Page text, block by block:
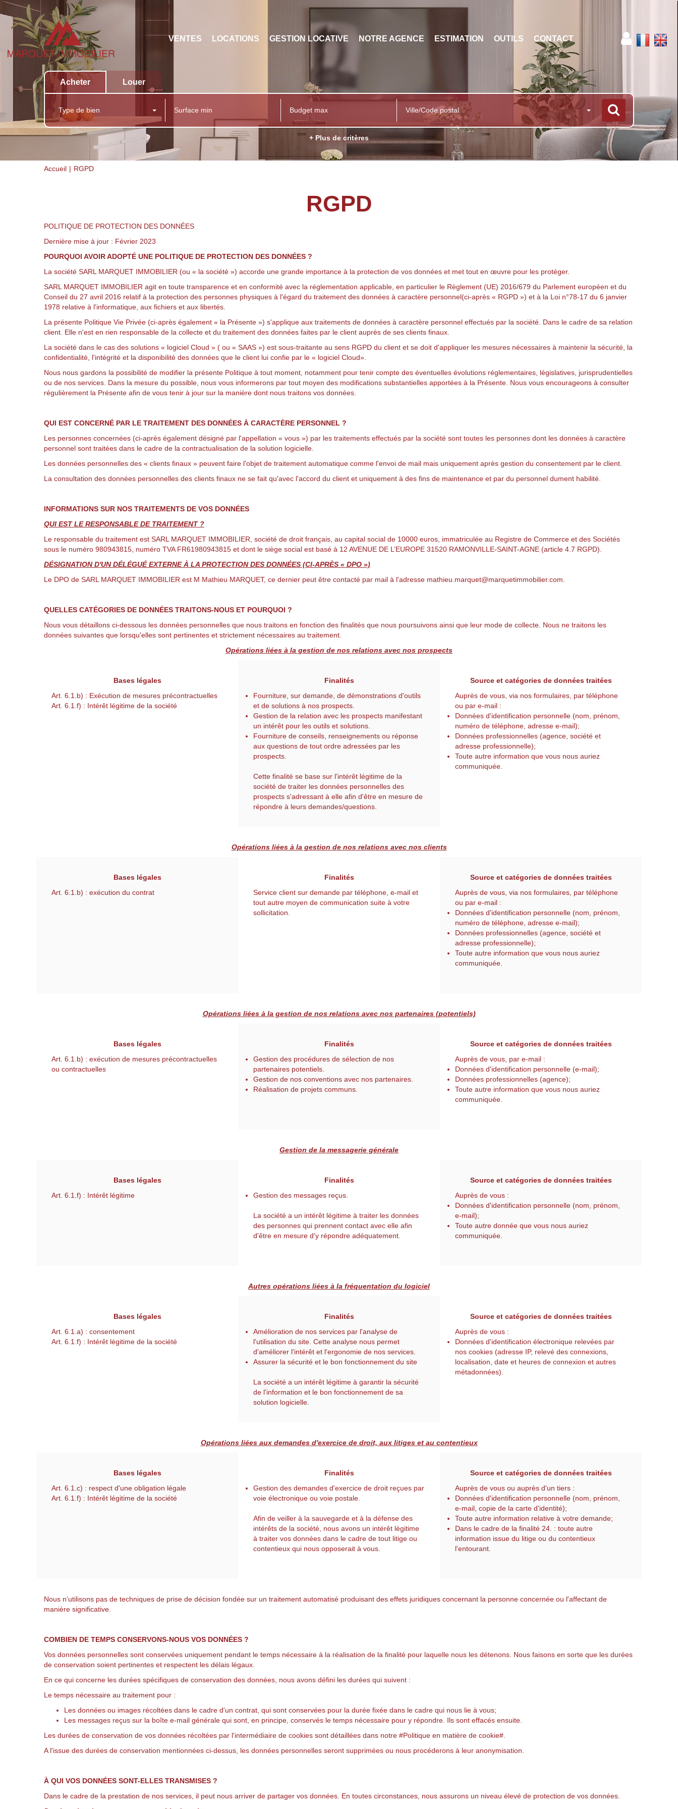
VENTES LOCATIONS GESTION LOCATIVE NOTRE AGENCE ESTIMATION OUTILS CONTACT
Acheter Louer
Type de bien Ville/Code postal
+ Plus de critères
Accueil RGPD
RGPD
POLITIQUE DE PROTECTION DES DONNÉES
Dernière mise à jour : Février 2023
POURQUOI AVOIR ADOPTÉ UNE POLITIQUE DE PROTECTION DES DONNÉES ?
La société SARL MARQUET IMMOBILIER (ou « la société ») accorde une grande importance à la protection de vos données et met tout en œuvre pour les protéger.
SARL MARQUET IMMOBILIER agit en toute transparence et en conformité avec la réglementation applicable, en particulier le Règlement (UE) 2016/679 du Parlement européen et du
Conseil du 27 avril 2016 relatif à la protection des personnes physiques à l'égard du traitement des données à caractère personnel(ci-après « RGPD ») et à la Loi n°78-17 du 6 janvier
1978 relative à l'informatique, aux fichiers et aux libertés.
La présente Politique Vie Privée (ci-après également « la Présente ») s'applique aux traitements de données à caractère personnel effectués par la société. Dans le cadre de sa relation
client. Elle n'est en rien responsable de la collecte et du traitement des données faites par le client auprès de ses clients finaux.
La société dans le cas des solutions « logiciel Cloud » ( ou « SAAS ») est sous-traitante au sens RGPD du client et se doit d'appliquer les mesures nécessaires à maintenir la sécurité, la
confidentialité, l'intégrité et la disponibilité des données que le client lui confie par le « logiciel Cloud».
Nous nous gardons la possibilité de modifier la présente Politique à tout moment, notamment pour tenir compte des éventuelles évolutions réglementaires, législatives, jurisprudentielles
ou de nos services. Dans la mesure du possible, nous vous informerons par tout moyen des modifications substantielles apportées à la Présente. Nous vous encourageons à consulter
régulièrement la Présente afin de vous tenir à jour sur la manière dont nous traitons vos données.
QUI EST CONCERNÉ PAR LE TRAITEMENT DES DONNÉES À CARACTÈRE PERSONNEL ?
Les personnes concernées (ci-après également désigné par l'appellation « vous ») par les traitements effectués par la société sont toutes les personnes dont les données à caractère
personnel sont traitées dans le cadre de la contractualisation de la solution logicielle.
Les données personnelles des « clients finaux » peuvent faire l'objet de traitement automatique comme l'envoi de mail mais uniquement après gestion du consentement par le client.
La consultation des données personnelles des clients finaux ne se fait qu'avec l'accord du client et uniquement à des fins de maintenance et par du personnel dument habilité.
INFORMATIONS SUR NOS TRAITEMENTS DE VOS DONNÉES
QUI EST LE RESPONSABLE DE TRAITEMENT ?
Le responsable du traitement est SARL MARQUET IMMOBILIER, société de droit français, au capital social de 10000 euros, immatriculée au Registre de Commerce et des Sociétés
sous le numéro 980943815, numéro TVA FR61980943815 et dont le siège social est basé à 12 AVENUE DE L’EUROPE 31520 RAMONVILLE-SAINT-AGNE (article 4.7 RGPD).
DÉSIGNATION D'UN DÉLÉGUÉ EXTERNE À LA PROTECTION DES DONNÉES (CI-APRÈS « DPO »)
Le DPO de SARL MARQUET IMMOBILIER est M Mathieu MARQUET, ce dernier peut être contacté par mail à l'adresse mathieu.marquet@marquetimmobilier.com.
QUELLES CATÉGORIES DE DONNÉES TRAITONS-NOUS ET POURQUOI ?
Nous vous détaillons ci-dessous les données personnelles que nous traitons en fonction des finalités que nous poursuivons ainsi que leur mode de collecte. Nous ne traitons les
données suivantes que lorsqu'elles sont pertinentes et strictement nécessaires au traitement.
Opérations liées à la gestion de nos relations avec nos prospects
Bases légales
Art. 6.1.b) : Exécution de mesures précontractuelles
Art. 6.1.f) : Intérêt légitime de la société
Finalités
Fourniture, sur demande, de démonstrations d'outils
et de solutions à nos prospects.
Gestion de la relation avec les prospects manifestant
un intérêt pour les outils et solutions.
Fourniture de conseils, renseignements ou réponse
aux questions de tout ordre adressées par les
prospects.
Cette finalité se base sur l'intérêt légitime de la
société de traiter les données personnelles des
prospects s'adressant à elle afin d'être en mesure de
répondre à leurs demandes/questions.
Source et catégories de données traitées
Auprès de vous, via nos formulaires, par téléphone
ou par e-mail :
Données d'identification personnelle (nom, prénom,
numéro de téléphone, adresse e-mail);
Données professionnelles (agence, société et
adresse professionnelle);
Toute autre information que vous nous auriez
communiquée.
Opérations liées à la gestion de nos relations avec nos clients
Bases légales
Art. 6.1.b) : exécution du contrat
Finalités
Service client sur demande par téléphone, e-mail et
tout autre moyen de communication suite à votre
sollicitation.
Source et catégories de données traitées
Auprès de vous, via nos formulaires, par téléphone
ou par e-mail :
Données d'identification personnelle (nom, prénom,
numéro de téléphone, adresse e-mail);
Données professionnelles (agence, société et
adresse professionnelle);
Toute autre information que vous nous auriez
communiquée.
Opérations liées à la gestion de nos relations avec nos partenaires (potentiels)
Bases légales
Art. 6.1.b) : exécution de mesures précontractuelles
ou contractuelles
Finalités
Gestion des procédures de sélection de nos
partenaires potentiels.
Gestion de nos conventions avec nos partenaires.
Réalisation de projets communs.
Source et catégories de données traitées
Auprès de vous, par e-mail :
Données d'identification personnelle (e-mail);
Données professionnelles (agence);
Toute autre information que vous nous auriez
communiquée.
Gestion de la messagerie générale
Bases légales
Art. 6.1.f) : Intérêt légitime
Finalités
Gestion des messages reçus.
La société a un intérêt légitime à traiter les données
des personnes qui prennent contact avec elle afin
d'être en mesure d'y répondre adéquatement.
Source et catégories de données traitées
Auprès de vous :
Données d'identification personnelle (nom, prénom,
e-mail);
Toute autre donnée que vous nous auriez
communiquée.
Autres opérations liées à la fréquentation du logiciel
Bases légales
Art. 6.1.a) : consentement
Art. 6.1.f) : Intérêt légitime de la société
Finalités
Amélioration de nos services par l'analyse de
l'utilisation du site. Cette analyse nous permet
d'améliorer l'intérêt et l'ergonomie de nos services.
Assurer la sécurité et le bon fonctionnement du site
La société a un intérêt légitime à garantir la sécurité
de l'information et le bon fonctionnement de sa
solution logicielle.
Source et catégories de données traitées
Auprès de vous :
Données d'identification électronique relevées par
nos cookies (adresse IP, relevé des connexions,
localisation, date et heures de connexion et autres
métadonnées).
Opérations liées aux demandes d'exercice de droit, aux litiges et au contentieux
Bases légales
Art. 6.1.c) : respect d'une obligation légale
Art. 6.1.f) : Intérêt légitime de la société
Finalités
Gestion des demandes d'exercice de droit reçues par
voie électronique ou voie postale.
Afin de veiller à la sauvegarde et à la défense des
intérêts de la société, nous avons un intérêt légitime
à traiter vos données dans le cadre de tout litige ou
contentieux qui nous opposerait à vous.
Source et catégories de données traitées
Auprès de vous ou auprès d'un tiers :
Données d'identification personnelle (nom, prénom,
e-mail, copie de la carte d'identité);
Toute autre information relative à votre demande;
Dans le cadre de la finalité 24. : toute autre
information issue du litige ou du contentieux
l'entourant.
Nous n'utilisons pas de techniques de prise de décision fondée sur un traitement automatisé produisant des effets juridiques concernant la personne concernée ou l'affectant de
manière significative.
COMBIEN DE TEMPS CONSERVONS-NOUS VOS DONNÉES ?
Vos données personnelles sont conservées uniquement pendant le temps nécessaire à la réalisation de la finalité pour laquelle nous les détenons. Nous faisons en sorte que les durées
de conservation soient pertinentes et respectent les délais légaux.
En ce qui concerne les durées spécifiques de conservation des données, nous avons défini les durées qui suivent :
Le temps nécessaire au traitement pour :
Les données ou images récoltées dans le cadre d'un contrat, qui sont conservées pour la durée fixée dans le cadre qui nous lie à vous;
Les messages reçus sur la boîte e-mail générale qui sont, en principe, conservés le temps nécessaire pour y répondre. Ils sont effacés ensuite.
Les durées de conservation de vos données récoltées par l'intermédiaire de cookies sont détaillées dans notre #Politique en matière de cookie#.
A l'issue des durées de conservation mentionnées ci-dessus, les données personnelles seront supprimées ou nous procéderons à leur anonymisation.
À QUI VOS DONNÉES SONT-ELLES TRANSMISES ?
Dans le cadre de la prestation de nos services, il peut nous arriver de partager vos données. En toutes circonstances, nous assurons un niveau élevé de protection de vos données.